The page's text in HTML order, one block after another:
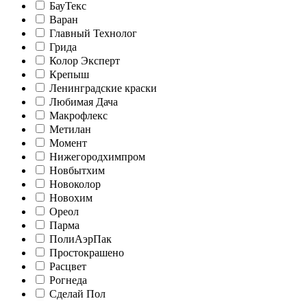
БауТекс
Варан
Главный Технолог
Грида
Колор Эксперт
Крепыш
Ленинградские краски
Любимая Дача
Макрофлекс
Метилан
Момент
Нижегородхимпром
Новбытхим
Новоколор
Новохим
Ореол
Парма
ПолиАэрПак
Простокрашено
Расцвет
Рогнеда
Сделай Пол